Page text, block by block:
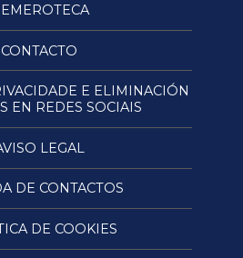
CONTACTO
E ELIMINACIÓN
EN REDES SOCIAIS
LEGAL
DE CONTACTOS
DE COOKIES